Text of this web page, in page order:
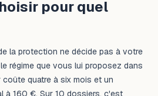
pour quel
la protection ne décide pas à votre
régime que vous lui proposez dans
quatre à six mois et un
à 160 €. Sur 10 dossiers, c'est